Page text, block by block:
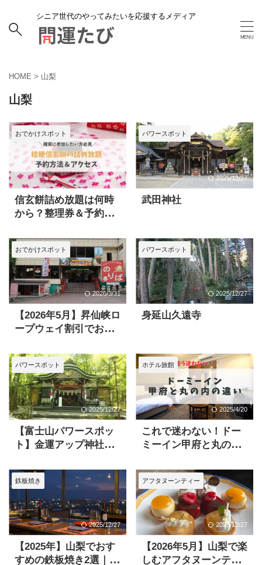
シニア世代のやってみたいを応援するメディア
HOME > 山梨
山梨
おでかけスポット
2024/7/1
信玄餅詰め放題は何時
から？整理券＆予約な
きポイント解説
パワースポット
2025/12/27
武田神社
おでかけスポット
2026/3/31
【2026年5月】昇仙峡ロ
ープウェイ割引でお得
ットを巡る旅
パワースポット
2025/12/27
身延山久遠寺
パワースポット
2025/12/27
【富士山パワースポッ
ト】金運アップ神社
ードの効果がすごい！
ホテル旅館
2025/4/20
これで迷わない！ドー
ミーイン甲府と丸の内
鉄板焼き
2025/12/27
【2025年】山梨でおす
すめの鉄板焼き2選｜記
アフタヌーンティー
2025/12/27
【2026年5月】山梨で楽
しむアフタヌーンティ